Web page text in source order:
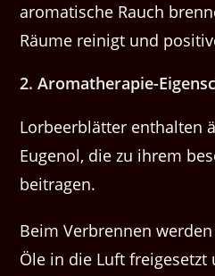
aromatische Rauch
Räume reinigt und
2. Aromatherapie-
Lorbeerblätter enthalten
Eugenol, die zu ihrem
beitragen.
Beim Verbrennen
Öle in die Luft freigesetzt